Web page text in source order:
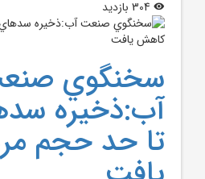
سخنگوي
آب:ذخيره
تا حد حجم